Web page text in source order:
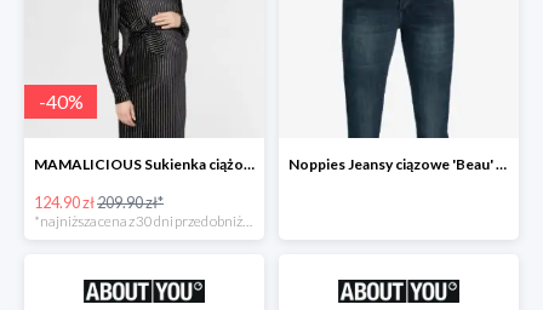
-40%
MAMALICIOUS Sukienka ciążowa -40%
124.90 zł209.90 zł*
*najniższa cena z 30 dni przed obniżką
Noppies Jeansy ciązowe 'Beau' -51%